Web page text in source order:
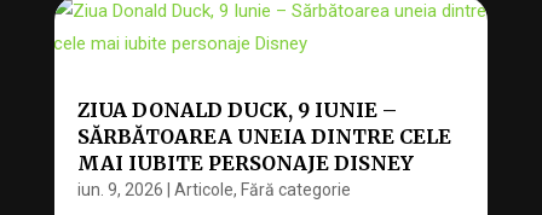
ZIUA DONALD DUCK, 9 IUNIE –
SĂRBĂTOAREA UNEIA DINTRE CELE
MAI IUBITE PERSONAJE DISNEY
iun. 9, 2026 Articole, Fără categorie